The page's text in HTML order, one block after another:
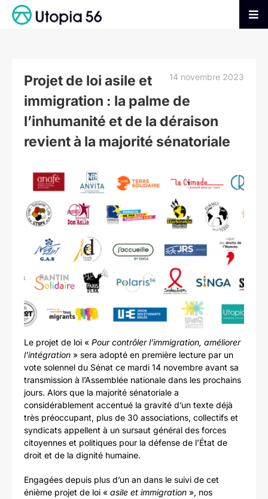
Passer
S’INFORMER
ADHÉRER
14 novembre 2023
Projet de loi asile et
immigration : la palme de
l’inhumanité et de la déraison
revient à la majorité sénatoriale
Voir
l'image
Le projet de loi « Pour contrôler l’immigration, améliorer
l’intégration » sera adopté en première lecture par un
vote solennel du Sénat ce mardi 14 novembre avant sa
transmission à l’Assemblée nationale dans les prochains
jours. Alors que la majorité sénatoriale a
considérablement accentué la gravité d’un texte déjà
très préoccupant, plus de 30 associations, collectifs et
syndicats appellent à un sursaut général des forces
citoyennes et politiques pour la défense de l’État de
droit et de la dignité humaine.
Engagées depuis plus d’un an dans le suivi de cet
énième projet de loi « asile et immigration », nos